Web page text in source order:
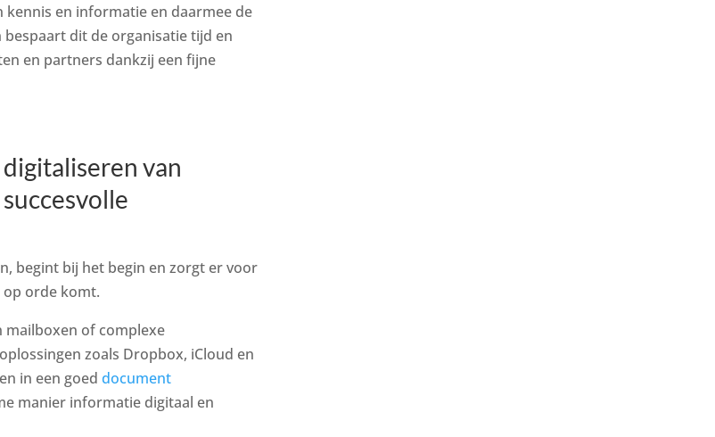
en informatie en daarmee de
dit de organisatie tijd en
en partners dankzij een fijne
van
begint bij het begin en zorgt er voor
orde komt.
of complexe
zoals Dropbox, iCloud en
in een goeddocument
manier informatie digitaal en